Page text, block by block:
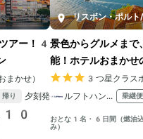
アー！4
かせ）
帰り 夕刻発
リスボン・ポルト/
景色からグルメまで
能！ホテルおまか
3つ星クラス
ルフトハンザドイツ航空
乗継便
おとな1名・6日間（燃油
み）